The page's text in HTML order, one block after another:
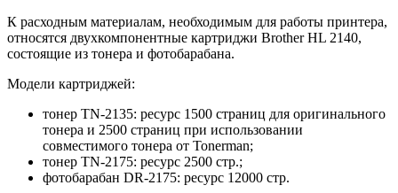
К расходным материалам, необходимым для работы принтера,
относятся двухкомпонентные картриджи Brother HL 2140,
состоящие из тонера и фотобарабана.
Модели картриджей:
тонер TN-2135: ресурс 1500 страниц для оригинального
тонера и 2500 страниц при использовании
совместимого тонера от Tonerman;
тонер TN-2175: ресурс 2500 стр.;
фотобарабан DR-2175: ресурс 12000 стр.